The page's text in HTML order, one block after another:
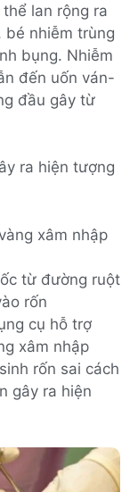
lan rộng ra
bé nhiễm trùng
bụng. Nhiễm
đến uốn ván-
đầu gây từ
ra hiện tượng
xâm nhập
từ đường ruột
rốn
cụ hỗ trợ
xâm nhập
rốn sai cách
gây ra hiện